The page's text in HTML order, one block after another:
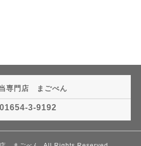
専門店 まごべん
01654-3-9192